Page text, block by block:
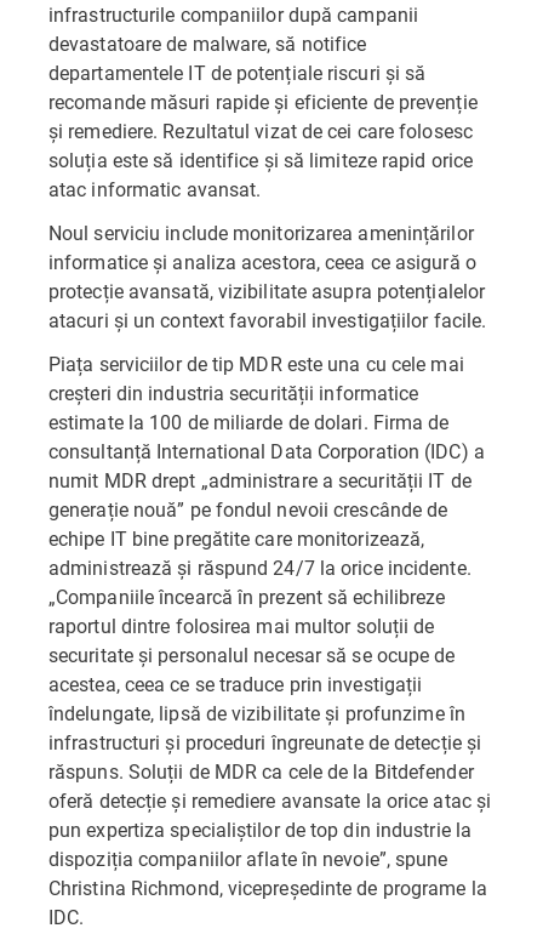
infrastructurile companiilor după campanii
devastatoare de malware, să notifice
departamentele IT de potențiale riscuri și să
recomande măsuri rapide și eficiente de prevenție
și remediere. Rezultatul vizat de cei care folosesc
soluția este să identifice și să limiteze rapid orice
atac informatic avansat.
Noul serviciu include monitorizarea amenințărilor
informatice și analiza acestora, ceea ce asigură o
protecție avansată, vizibilitate asupra potențialelor
atacuri și un context favorabil investigațiilor facile.
Piața serviciilor de tip MDR este una cu cele mai
creșteri din industria securității informatice
estimate la 100 de miliarde de dolari. Firma de
consultanță International Data Corporation (IDC) a
numit MDR drept „administrare a securității IT de
generație nouă” pe fondul nevoii crescânde de
echipe IT bine pregătite care monitorizează,
administrează și răspund 24/7 la orice incidente.
„Companiile încearcă în prezent să echilibreze
raportul dintre folosirea mai multor soluții de
securitate și personalul necesar să se ocupe de
acestea, ceea ce se traduce prin investigații
îndelungate, lipsă de vizibilitate și profunzime în
infrastructuri și proceduri îngreunate de detecție și
răspuns. Soluții de MDR ca cele de la Bitdefender
oferă detecție și remediere avansate la orice atac și
pun expertiza specialiștilor de top din industrie la
dispoziția companiilor aflate în nevoie”, spune
Christina Richmond, vicepreședinte de programe la
IDC.